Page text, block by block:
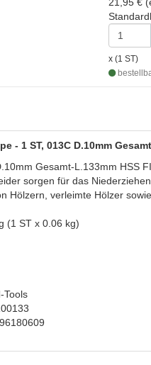
x (1 ST)
- 1 ST, 013C D.10mm
Gesamt-L.133mm HSS
sorgen für das
Hölzern, verleimte Hölzer
(1 ST x 0.06 kg)
Tools